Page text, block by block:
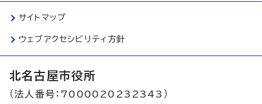
サイトマップ
ウェブアクセシビリティ方針
北名古屋市役所
（法人番号：7000020232343）